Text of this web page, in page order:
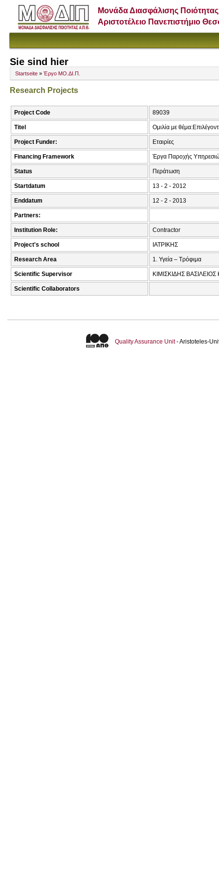
Μονάδα Διασφάλισης Ποιότητας
Αριστοτέλειο Πανεπιστήμιο
Sie sind hier
Startseite » Έργο ΜΟ.ΔΙ.Π.
Research Projects
Project Code 89039
Titel Ομιλία με
Project Funder: Εταιρίες
Financing Framework Έργα Παροχής
Status Περάτωση
Startdatum 13 - 2 - 2012
Enddatum 12 - 2 - 2013
Partners:
Institution Role: Contractor
Project's school ΙΑΤΡΙΚΗΣ
Research Area 1. Υγεία – Τρόφιμα
Scientific Supervisor ΚΙΜΙΣΚΙΔΗΣ
Scientific Collaborators
Quality Assurance Unit- Aristoteles-